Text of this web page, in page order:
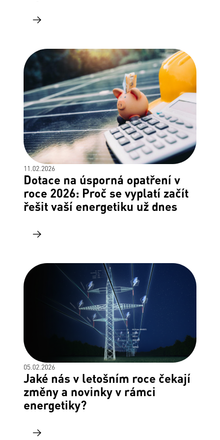
11.02.2026
Dotace na úsporná opatření v
roce 2026: Proč se vyplatí začít
řešit vaší energetiku už dnes
05.02.2026
Jaké nás v letošním roce čekají
změny a novinky v rámci
energetiky?